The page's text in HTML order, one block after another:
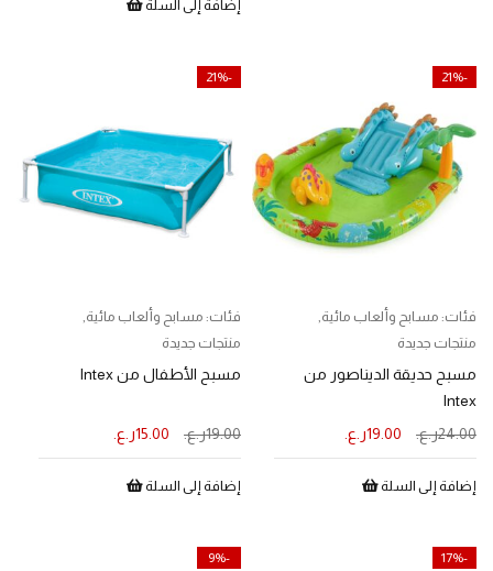
إضافة إلى السلة
-21%
فئات: مسابح وألعاب مائية,
منتجات جديدة
مسبح حديقة الديناصور من
Intex
24.00ر.ع. 19.00ر.ع.
إضافة إلى السلة
-21%
فئات: مسابح وألعاب مائية,
منتجات جديدة
مسبح الأطفال من Intex
19.00ر.ع. 15.00ر.ع.
إضافة إلى السلة
-17%
-9%